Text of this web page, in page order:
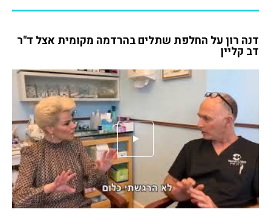
דנה רון על החלפת שתלים בהרדמה מקומית אצל ד"ר
דב קליין